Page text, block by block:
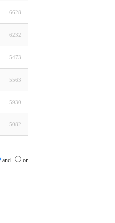
6628
6232
5473
5563
5930
5082
and or